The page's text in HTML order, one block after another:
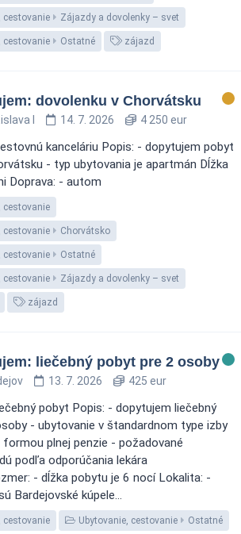
cestovanie Zájazdy a dovolenky – svet
cestovanie Ostatné zájazd
dovolenku v Chorvátsku
I 14. 7. 2026 4 250 eur
kanceláriu Popis: - dopytujem pobyt
- typ ubytovania je apartmán Dĺžka
Doprava: - autom
cestovanie
cestovanie Chorvátsko
cestovanie Ostatné
cestovanie Zájazdy a dovolenky – svet
zájazd
liečebný pobyt pre 2 osoby
13. 7. 2026 425 eur
pobyt Popis: - dopytujem liečebný
- ubytovanie v štandardnom type izby
plnej penzie - požadované
podľa odporúčania lekára
- dĺžka pobytu je 6 nocí Lokalita: -
Bardejovské kúpele...
cestovanie Ubytovanie, cestovanie Ostatné